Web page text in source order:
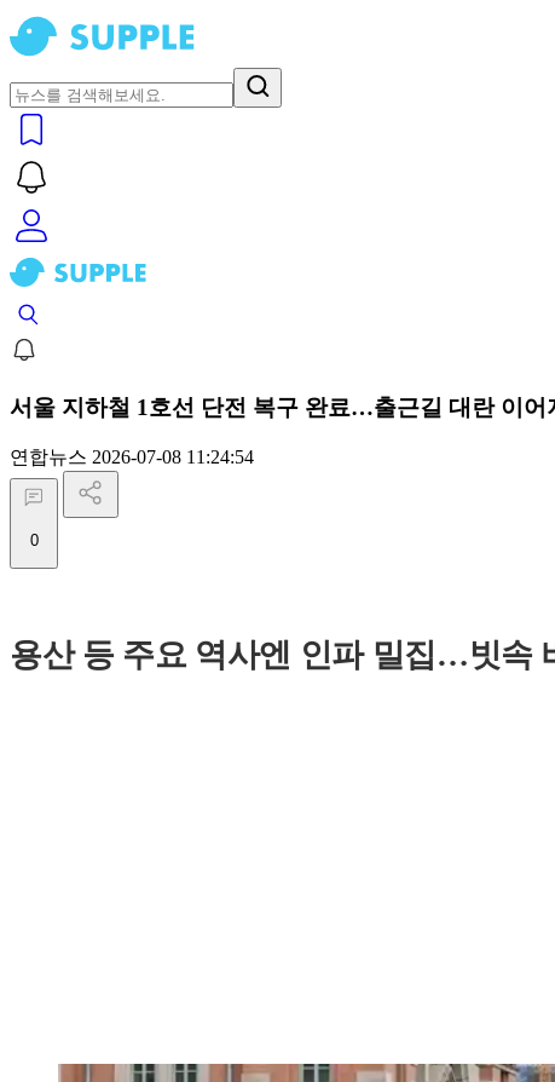
서울 지하철 1호선 단전 복구 완료…출근길 대란 이어
연합뉴스 2026-07-08 11:24:54
0
용산 등 주요 역사엔 인파 밀집…빗속